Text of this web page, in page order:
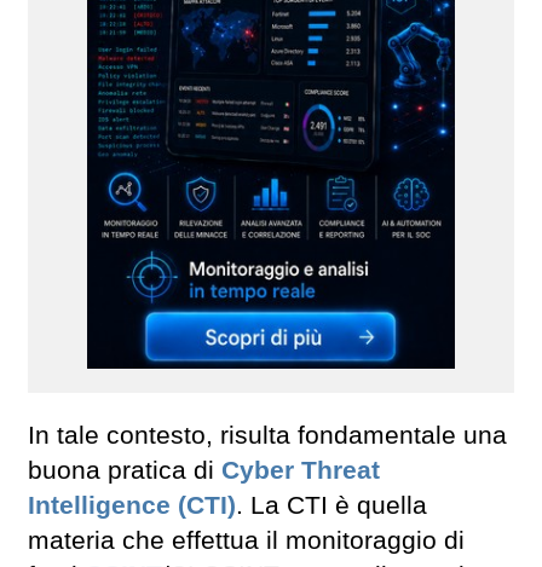
In tale contesto, risulta fondamentale una
buona pratica di Cyber Threat
Intelligence (CTI). La CTI è quella
materia che effettua il monitoraggio di